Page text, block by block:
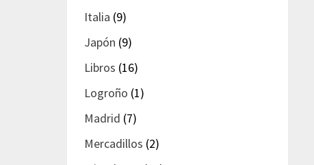
Italia (9)
Japón (9)
Libros (16)
Logroño (1)
Madrid (7)
Mercadillos (2)